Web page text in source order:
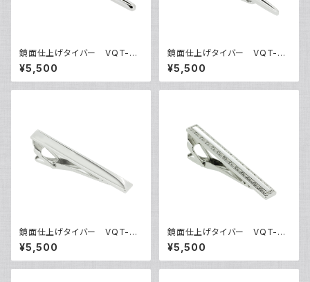
鏡面仕上げタイバー VQT-03
01
¥5,500
鏡面仕上げタイバー VQT-03
02
¥5,500
鏡面仕上げタイバー VQT-03
03
¥5,500
鏡面仕上げタイバー VQT-03
04
¥5,500